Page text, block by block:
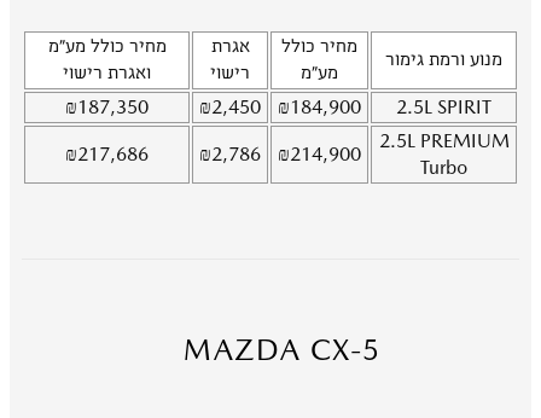
מנוע ורמת גימור
מחיר כולל
מע"מ
אגרת
רישוי
מחיר כולל מע"מ
ואגרת רישוי
2.5L SPIRIT
₪184,900
₪2,450
₪187,350
2.5L PREMIUM
Turbo
₪214,900
₪2,786
₪ 217,686
MAZDA CX-5